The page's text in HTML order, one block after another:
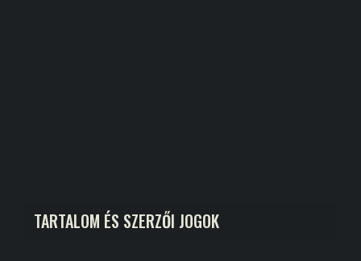
TARTALOM ÉS SZERZŐI JOGOK